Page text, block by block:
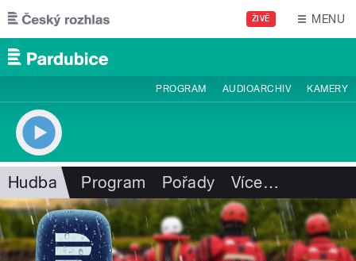
Přejít k hlavnímu obsahu
ŽIVĚ MENU
PROGRAM AUDIOARCHIV KAMERY
Hudba Program Pořady Více…